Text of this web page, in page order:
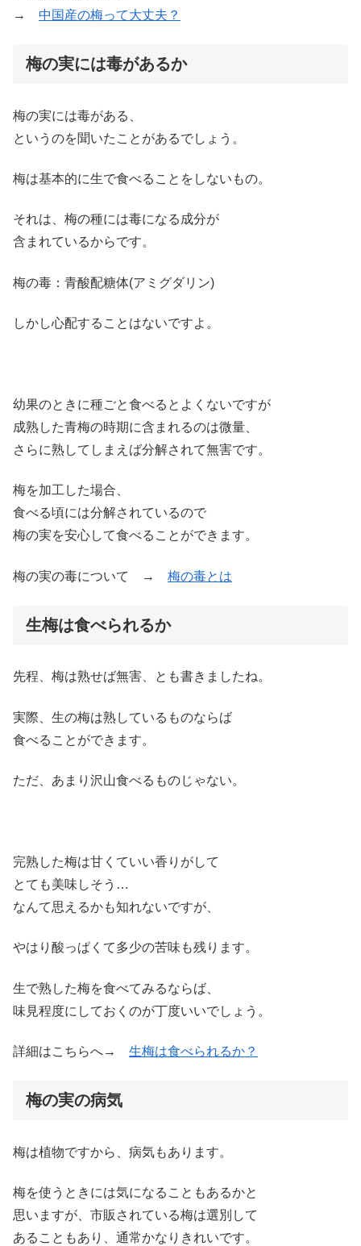
→ 中国産の梅って大丈夫？
梅の実には毒があるか
梅の実には毒がある、
というのを聞いたことがあるでしょう。
梅は基本的に生で食べることをしないもの。
それは、梅の種には毒になる成分が
含まれているからです。
梅の毒：青酸配糖体(アミグダリン)
しかし心配することはないですよ。
幼果のときに種ごと食べるとよくないですが
成熟した青梅の時期に含まれるのは微量、
さらに熟してしまえば分解されて無害です。
梅を加工した場合、
食べる頃には分解されているので
梅の実を安心して食べることができます。
梅の実の毒について → 梅の毒とは
生梅は食べられるか
先程、梅は熟せば無害、とも書きましたね。
実際、生の梅は熟しているものならば
食べることができます。
ただ、あまり沢山食べるものじゃない。
完熟した梅は甘くていい香りがして
とても美味しそう…
なんて思えるかも知れないですが、
やはり酸っぱくて多少の苦味も残ります。
生で熟した梅を食べてみるならば、
味見程度にしておくのが丁度いいでしょう。
詳細はこちらへ→ 生梅は食べられるか？
梅の実の病気
梅は植物ですから、病気もあります。
梅を使うときには気になることもあるかと
思いますが、市販されている梅は選別して
あることもあり、通常かなりきれいです。